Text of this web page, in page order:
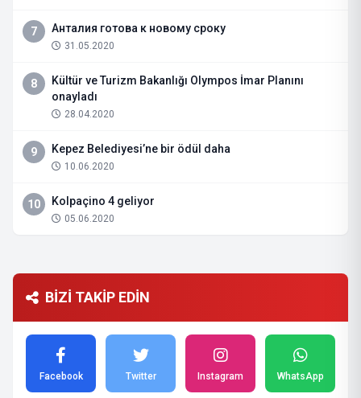
7 Анталия готова к новому сроку
31.05.2020
8
Kültür ve Turizm Bakanlığı Olympos İmar Planını
onayladı
28.04.2020
9 Kepez Belediyesi’ne bir ödül daha
10.06.2020
10 Kolpaçino 4 geliyor
05.06.2020
BİZİ TAKİP EDİN
Facebook Twitter Instagram WhatsApp